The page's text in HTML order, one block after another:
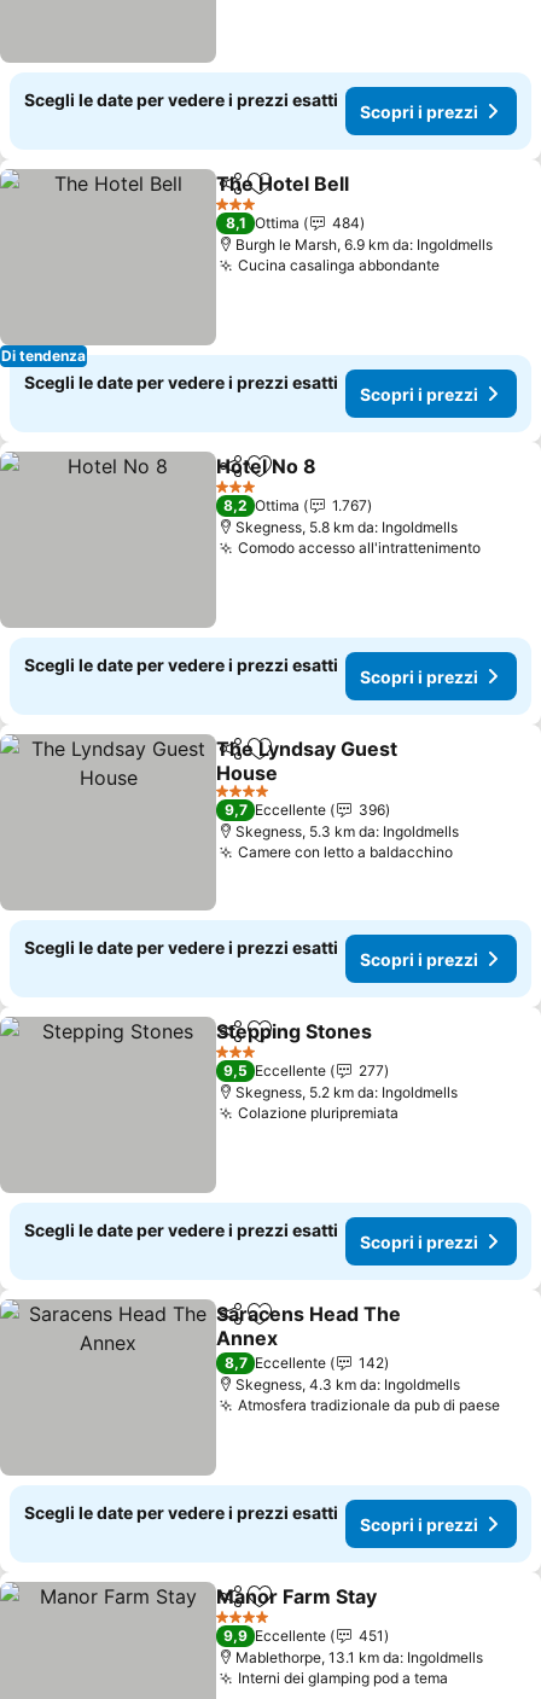
Scegli le date per vedere i prezzi esatti
Scopri i prezzi
Di tendenza
CondividiAggiungi ai preferiti
The Hotel Bell
3 Stelle
8,1 Ottima
484
Burgh le Marsh, 6.9 km da: Ingoldmells
Cucina casalinga abbondante
Scegli le date per vedere i prezzi esatti
Scopri i prezzi
CondividiAggiungi ai preferiti
Hotel No 8
3 Stelle
8,2 Ottima
1.767
Skegness, 5.8 km da: Ingoldmells
Comodo accesso all'intrattenimento
Scegli le date per vedere i prezzi esatti
Scopri i prezzi
CondividiAggiungi ai preferiti
The Lyndsay Guest
House
4 Stelle
9,7 Eccellente
396
Skegness, 5.3 km da: Ingoldmells
Camere con letto a baldacchino
Scegli le date per vedere i prezzi esatti
Scopri i prezzi
CondividiAggiungi ai preferiti
Stepping Stones
3 Stelle
9,5 Eccellente
277
Skegness, 5.2 km da: Ingoldmells
Colazione pluripremiata
Scegli le date per vedere i prezzi esatti
Scopri i prezzi
CondividiAggiungi ai preferiti
Saracens Head The
Annex
8,7 Eccellente
142
Skegness, 4.3 km da: Ingoldmells
Atmosfera tradizionale da pub di paese
Scegli le date per vedere i prezzi esatti
Scopri i prezzi
CondividiAggiungi ai preferiti
Manor Farm Stay
4 Stelle
9,9 Eccellente
451
Mablethorpe, 13.1 km da: Ingoldmells
Interni dei glamping pod a tema